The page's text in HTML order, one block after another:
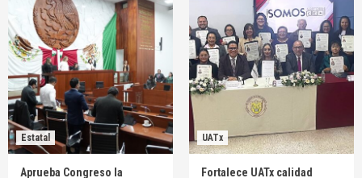
Estatal
Aprueba Congreso la
UATx
Fortalece UATx calidad